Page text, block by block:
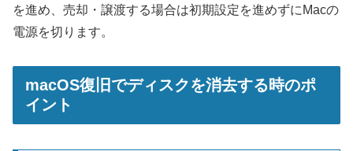
を進め、売却・譲渡する場合は初期設定を進めずにMacの
電源を切ります。
macOS復旧でディスクを消去する時のポ
イント